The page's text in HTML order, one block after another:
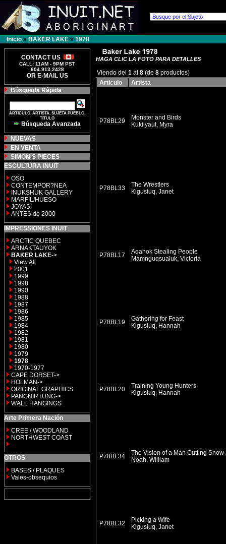
Inicio » BAKER LAKE » 1978
CONTACT US
CALL: 11AM - 9PM PST
604.913.2428
OR E-MAIL US
Búsqueda Rápida
ARTICULO, ARTISTA, SUJETA PUEBLO,
TITULO
Búsqueda Avanzada
NUEVAS
EN VENTA
SIMON'S PIECES
ESCULTURA INUIT
OSO
CONTEMPOR?NEA
INUKSHUK GALLERY
MARFIL/HUESO
JOYAS
ANTES de 2000
IMPRESSIONES INUIT
ARCTIC QUEBEC
ARNAKTAUYOK
BAKER LAKE->
View All
2001
1999
1998
1990
1988
1987
1986
1985
1984
1982
1981
1980
1979
1978
1970-1977
CAPE DORSET->
HOLMAN->
ORIGINAL GRAPHICS
PANGNIRTUNG->
WALL HANGINGS
Arte Primera Nación
CREE / WOODLAND
NORTHWEST COAST
OTROS
BASES / PLAQUES
Vales-obsequios
HAGA CLIC LA FOTO PARA DETALLES
Viendo del 1 al 8 (de 8 productos)
Articulo
Artista
P78BL29
Monster and Birds
Kukiiyaut, Myra
P78BL33
The Wrestlers
Kigusiuq, Janet
P78BL17
Aqahok Stealing People
Mamnguqsualuk, Victoria
P78BL19
Gathering for Feast
Kigusiuq, Hannah
P78BL20
Training Young Hunters
Kigusiuq, Hannah
P78BL34
The Vision of a Man Cutting Snow
Noah, William
P78BL32
Picking a Wife
Kigusiuq, Janet